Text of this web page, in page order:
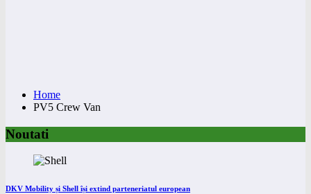
Home
PV5 Crew Van
Noutati
DKV Mobility și Shell își extind parteneriatul european